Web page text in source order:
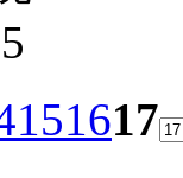
151617